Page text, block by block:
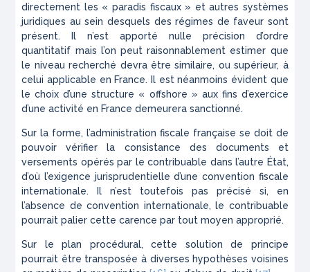
directement les « paradis fiscaux » et autres systèmes
juridiques au sein desquels des régimes de faveur sont
présent. Il n’est apporté nulle précision d’ordre
quantitatif mais l’on peut raisonnablement estimer que
le niveau recherché devra être similaire, ou supérieur, à
celui applicable en France. Il est néanmoins évident que
le choix d’une structure « offshore » aux fins d’exercice
d’une activité en France demeurera sanctionné.
Sur la forme, l’administration fiscale française se doit de
pouvoir vérifier la consistance des documents et
versements opérés par le contribuable dans l’autre État,
d’où l’exigence jurisprudentielle d’une convention fiscale
internationale. Il n’est toutefois pas précisé si, en
l’absence de convention internationale, le contribuable
pourrait palier cette carence par tout moyen approprié.
Sur le plan procédural, cette solution de principe
pourrait être transposée à diverses hypothèses voisines